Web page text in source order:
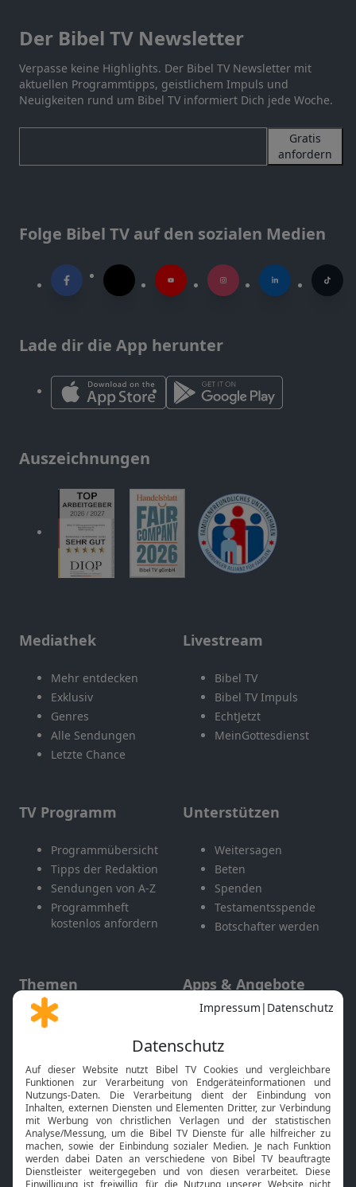
Der Bibel TV Newsletter
Verpasse keine Highlights. Der Bibel TV Newsletter mit
aktuellen Programmtipps, geistlichem Impuls und
Neuigkeiten rund um Bibel TV informiert Dich jede Woche.
Gratis
anfordern
Folge Bibel TV auf den sozialen Medien
Lade dir die App herunter
Auszeichnungen
Mediathek
Mehr entdecken
Exklusiv
Genres
Alle Sendungen
Letzte Chance
Livestream
Bibel TV
Bibel TV Impuls
EchtJetzt
MeinGottesdienst
TV Programm
Programmübersicht
Tipps der Redaktion
Sendungen von A-Z
Programmheft
kostenlos anfordern
Unterstützen
Weitersagen
Beten
Spenden
Testamentsspende
Botschafter werden
Themen
Gott und Bibel erklärt
Neuigkeiten
Apps & Angebote
Mobile App
Smart TV
HbbTV
Bibelthek Online-Bibel
Nächster Gottesdienst